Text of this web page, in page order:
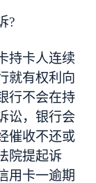
?
持卡人连续
就有权利向
行不会在持
讼，银行会
催收不还或
院提起诉
用卡一逾期